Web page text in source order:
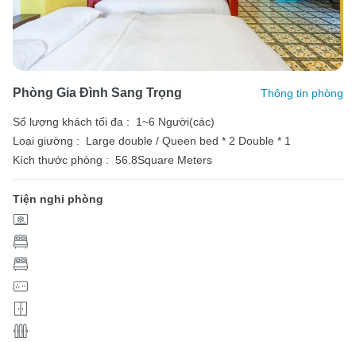
Phòng Gia Đình Sang Trọng Thông tin phòng
Số lượng khách tối đa :
1~6 Người(các)
Loại giường :
Large double / Queen bed * 2 Double * 1
Kích thước phòng : 56.8Square Meters
Tiện nghi phòng